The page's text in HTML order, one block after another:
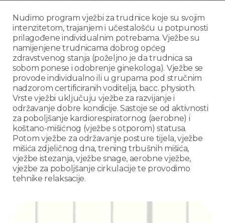
Nudimo program vježbi za trudnice koje su svojim
intenzitetom, trajanjem i učestalošću u potpunosti
prilagođene individualnim potrebama. Vježbe su
namijenjene trudnicama dobrog općeg
zdravstvenog stanja (poželjno je da trudnica sa
sobom ponese i odobrenje ginekologa). Vježbe se
provode individualno ili u grupama pod stručnim
nadzorom certificiranih voditelja, bacc. physioth.
Vrste vježbi uključuju vježbe za razvijanje i
održavanje dobre kondicije. Sastoje se od aktivnosti
za poboljšanje kardiorespiratornog (aerobne) i
koštano-mišićnog (vježbe s otporom) statusa.
Potom vježbe za održavanje posture tijela, vježbe
mišića zdjeličnog dna, trening trbušnih mišića,
vježbe istezanja, vježbe snage, aerobne vježbe,
vježbe za poboljšanje cirkulacije te provodimo
tehnike relaksacije.